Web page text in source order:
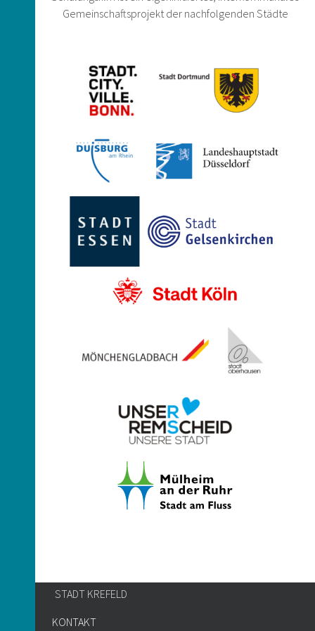
Gemeinschaftsprojekt der nachfolgenden Städte
STADT KREFELD
KONTAKT